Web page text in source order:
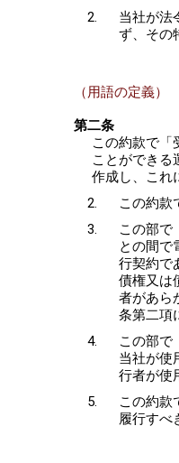
当社が法
ず、その
（用語の定義）
第二条
この約款で「
ことができる
作成し、これ
この約款
この部で
との間で
行契約で
債権又は
者があら
条第二項
この部で
当社が使
行者が使
この約款
履行すべ